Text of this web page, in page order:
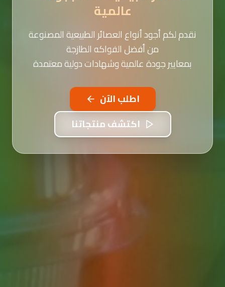
عالمية
نقدم لكم أجود أنواع العصائر الطبيعية المصنوعة
من أفضل الفواكه الطازجة
بمعايير جودة عالمية وشهادات دولية معتمدة
اطلب الآن
اكتشف منتجاتنا